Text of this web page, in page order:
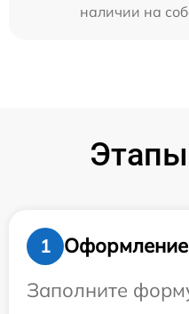
наличии на
1
Оформление
Заполните